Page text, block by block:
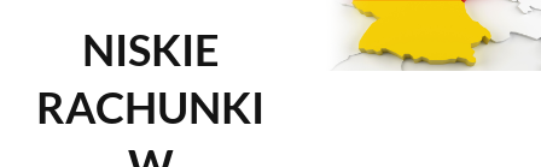
NISKIE
RACHUNKI